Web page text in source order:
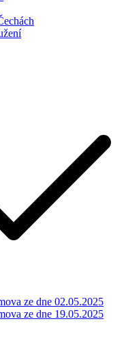
ze dne 02.05.2025
ze dne 19.05.2025